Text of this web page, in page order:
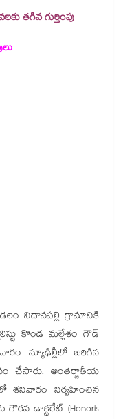
తగిన గుర్తింపు
నిదానపల్లి గ్రామానికి
కొండ మల్లేశం గౌడ్‌
న్యూఢిల్లీలో జరిగిన
చేసారు. అంతర్జాతీయ
శనివారం నిర్వహించిన
డాక్టరేట్‌ (Honoris